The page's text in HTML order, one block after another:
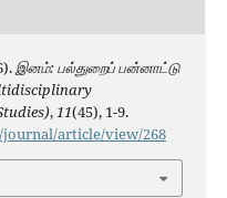
இனம்: பல்துறைப் பன்னாட்டு
,11(45), 1-9.
article/view/268